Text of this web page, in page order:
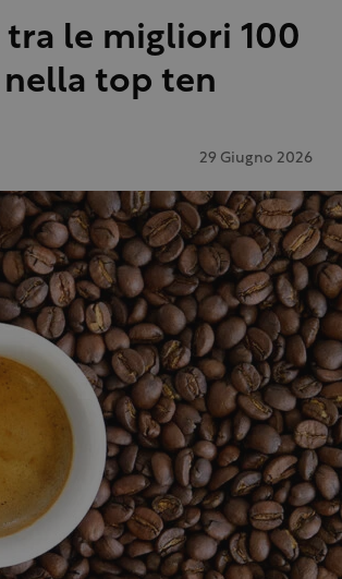
le migliori 100
nella top ten
29 Giugno 2026